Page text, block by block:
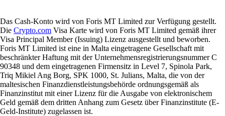
Das Cash-Konto wird von Foris MT Limited zur Verfügung gestellt.
Die Crypto.com Visa Karte wird von Foris MT Limited gemäß ihrer
Visa Principal Member (Issuing) Lizenz ausgestellt und beworben.
Foris MT Limited ist eine in Malta eingetragene Gesellschaft mit
beschränkter Haftung mit der Unternehmensregistrierungsnummer C
90348 und dem eingetragenen Firmensitz in Level 7, Spinola Park,
Triq Mikiel Ang Borg, SPK 1000, St. Julians, Malta, die von der
maltesischen Finanzdienstleistungsbehörde ordnungsgemäß als
Finanzinstitut mit einer Lizenz für die Ausgabe von elektronischem
Geld gemäß dem dritten Anhang zum Gesetz über Finanzinstitute (E-
Geld-Institute) zugelassen ist.